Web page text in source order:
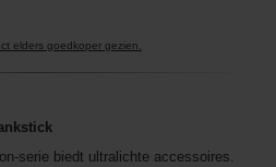
elders goedkoper gezien.
serie biedt ultralichte accessoires.